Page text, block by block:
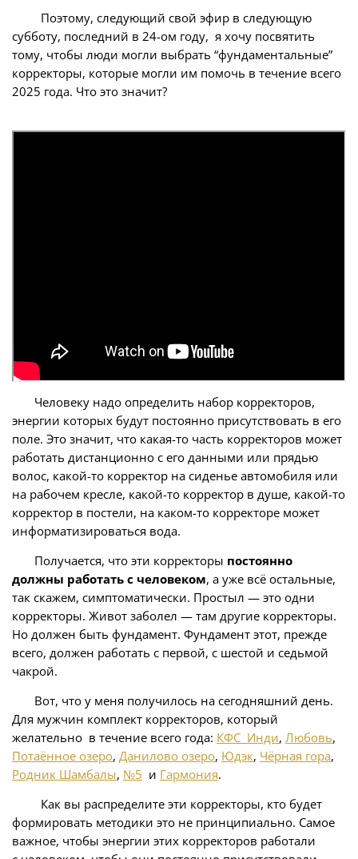
Поэтому, следующий свой эфир в следующую
субботу, последний в 24-ом году, я хочу посвятить
тому, чтобы люди могли выбрать “фундаментальные”
корректоры, которые могли им помочь в течение всего
2025 года. Что это значит?
Человеку надо определить набор корректоров,
энергии которых будут постоянно присутствовать в его
поле. Это значит, что какая-то часть корректоров может
работать дистанционно с его данными или прядью
волос, какой-то корректор на сиденье автомобиля или
на рабочем кресле, какой-то корректор в душе, какой-то
корректор в постели, на каком-то корректоре может
информатизироваться вода.
Получается, что эти корректоры постоянно
должны работать с человеком, а уже всё остальные,
так скажем, симптоматически. Простыл — это одни
корректоры. Живот заболел — там другие корректоры.
Но должен быть фундамент. Фундамент этот, прежде
всего, должен работать с первой, с шестой и седьмой
чакрой.
Вот, что у меня получилось на сегодняшний день.
Для мужчин комплект корректоров, который
желательно в течение всего года: КФС Инди, Любовь,
Потаённое озеро, Данилово озеро, Юдэк, Чёрная гора,
Родник Шамбалы, №5 и Гармония.
Как вы распределите эти корректоры, кто будет
формировать методики это не принципиально. Самое
важное, чтобы энергии этих корректоров работали